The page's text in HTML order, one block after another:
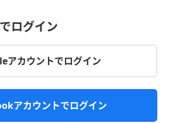
ログイン
アカウントでログイン
アカウントでログイン